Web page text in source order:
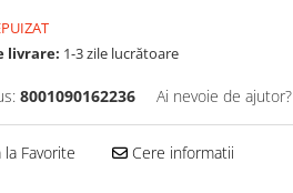
livrare: 1-3 zile lucrătoare
8001090162236 Ai nevoie de ajutor?
la Favorite Cere informatii